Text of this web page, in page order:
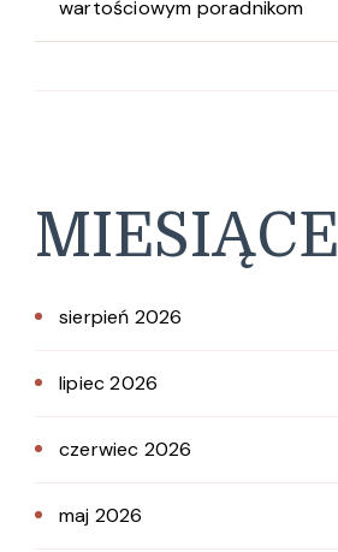
wartościowym poradnikom
MIESIĄCE
sierpień 2026
lipiec 2026
czerwiec 2026
maj 2026